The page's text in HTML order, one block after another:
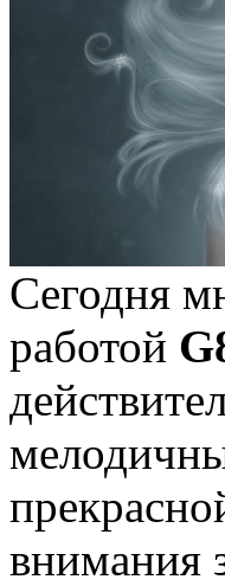
Сегодня
работой
внимания